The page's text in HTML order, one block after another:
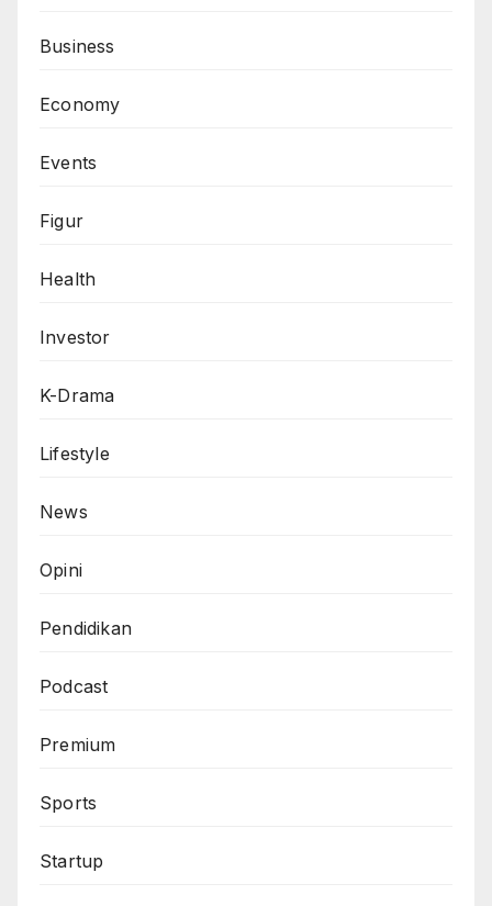
Business
Economy
Events
Figur
Health
Investor
K-Drama
Lifestyle
News
Opini
Pendidikan
Podcast
Premium
Sports
Startup